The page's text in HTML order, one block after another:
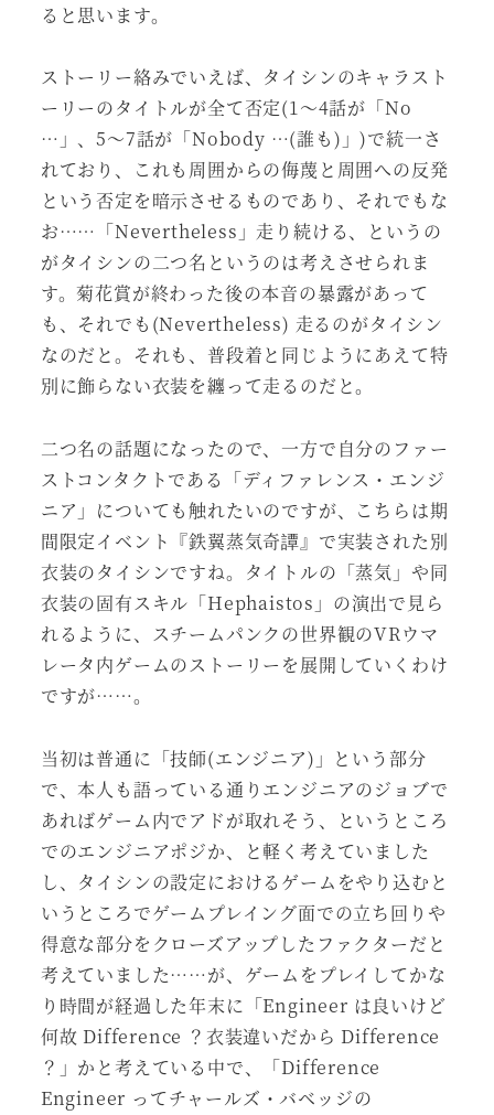
ると思います。
ストーリー絡みでいえば、タイシンのキャラスト
ーリーのタイトルが全て否定(1～4話が「No
…」、5～7話が「Nobody …(誰も)」)で統一さ
れており、これも周囲からの侮蔑と周囲への反発
という否定を暗示させるものであり、それでもな
お……「Nevertheless」走り続ける、というの
がタイシンの二つ名というのは考えさせられま
す。菊花賞が終わった後の本音の暴露があって
も、それでも(Nevertheless) 走るのがタイシン
なのだと。それも、普段着と同じようにあえて特
別に飾らない衣装を纏って走るのだと。
二つ名の話題になったので、一方で自分のファー
ストコンタクトである「ディファレンス・エンジ
ニア」についても触れたいのですが、こちらは期
間限定イベント『鉄翼蒸気奇譚』で実装された別
衣装のタイシンですね。タイトルの「蒸気」や同
衣装の固有スキル「Hephaistos」の演出で見ら
れるように、スチームパンクの世界観のVRウマ
レータ内ゲームのストーリーを展開していくわけ
ですが……。
当初は普通に「技師(エンジニア)」という部分
で、本人も語っている通りエンジニアのジョブで
あればゲーム内でアドが取れそう、というところ
でのエンジニアポジか、と軽く考えていました
し、タイシンの設定におけるゲームをやり込むと
いうところでゲームプレイング面での立ち回りや
得意な部分をクローズアップしたファクターだと
考えていました……が、ゲームをプレイしてかな
り時間が経過した年末に「Engineer は良いけど
何故 Difference ？衣装違いだから Difference
？」かと考えている中で、「Difference
Engineer ってチャールズ・バベッジの